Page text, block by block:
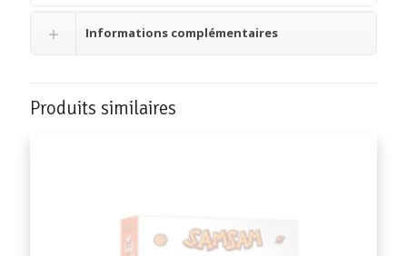
Informations complémentaires
Produits similaires